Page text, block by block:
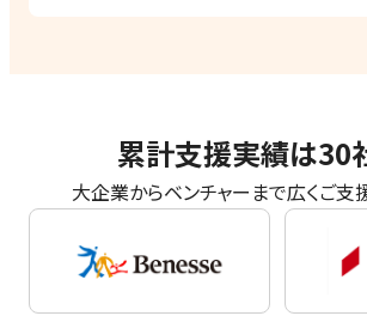
累計支援実績は30
大企業からベンチャーまで広くご支